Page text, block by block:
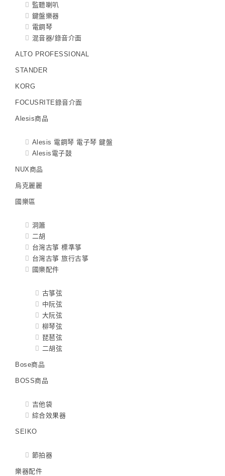
監聽喇叭
鍵盤樂器
電鋼琴
混音器/錄音介面
ALTO PROFESSIONAL
STANDER
KORG
FOCUSRITE錄音介面
Alesis商品
Alesis 電鋼琴 電子琴 鍵盤
Alesis電子鼓
NUX商品
烏克麗麗
國樂區
洞簫
二胡
台灣古箏 標準箏
台灣古箏 旅行古箏
國樂配件
古箏弦
中阮弦
大阮弦
柳琴弦
琵琶弦
二胡弦
Bose商品
BOSS商品
吉他袋
綜合效果器
SEIKO
節拍器
樂器配件